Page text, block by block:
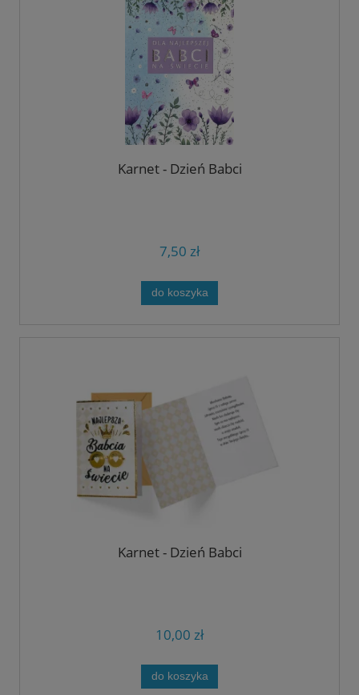
Karnet - Dzień Babci
7,50 zł
do koszyka
Karnet - Dzień Babci
10,00 zł
do koszyka